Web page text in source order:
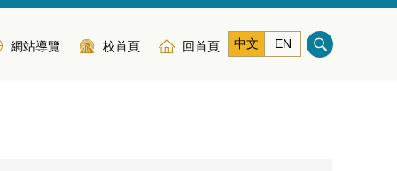
網站導覽 校首頁 回首頁 中文 EN